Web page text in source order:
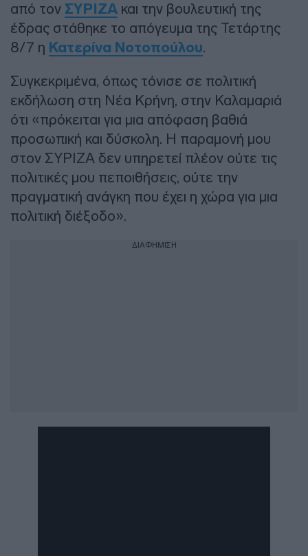
από τον ΣΥΡΙΖΑ και την βουλευτική της
έδρας στάθηκε το απόγευμα της Τετάρτης
8/7 η Κατερίνα Νοτοπούλου.
Συγκεκριμένα, όπως τόνισε σε πολιτική
εκδήλωση στη Νέα Κρήνη, στην Καλαμαριά
ότι «πρόκειται για μια απόφαση βαθιά
προσωπική και δύσκολη. Η παραμονή μου
στον ΣΥΡΙΖΑ δεν υπηρετεί πλέον ούτε τις
πολιτικές μου πεποιθήσεις, ούτε την
πραγματική ανάγκη που έχει η χώρα για μια
πολιτική διέξοδο».
ΔΙΑΦΗΜΙΣΗ